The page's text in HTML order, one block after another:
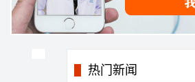
热门新闻